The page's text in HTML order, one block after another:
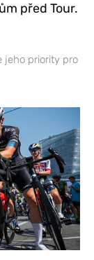
před Tour.
jeho priority pro